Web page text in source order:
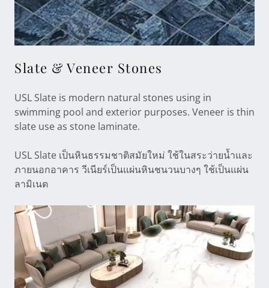
Slate & Veneer Stones
USL Slate is modern natural stones using in
swimming pool and exterior purposes. Veneer is thin
slate use as stone laminate.
USL Slate เป็นหินธรรมชาติสมัยใหม่ ใช้ในสระว่ายน้ำและ
ภายนอกอาคาร วีเนียร์เป็นแผ่นหินชนวนบางๆ ใช้เป็นแผ่น
ลามิเนต